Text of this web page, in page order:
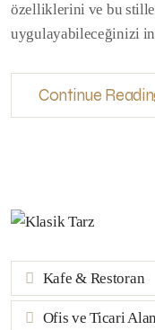
özelliklerini ve bu
uygulayabileceğinizi
Continue
Kafe & Restoran
Ofis ve Ticari Alan